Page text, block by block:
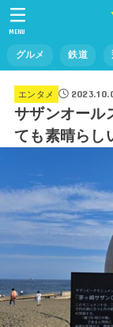
グルメ 鉄道
MENU
エンタメ
サザンオール
ても素晴らし